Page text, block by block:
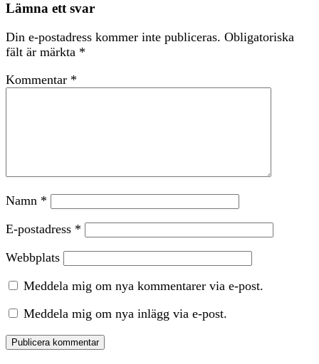
Lämna ett svar
Din e-postadress kommer inte publiceras. Obligatoriska
fält är märkta *
Kommentar *
Namn *
E-postadress *
Webbplats
Meddela mig om nya kommentarer via e-post.
Meddela mig om nya inlägg via e-post.